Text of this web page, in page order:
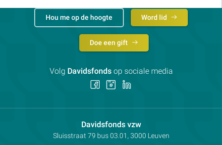
Davidsfonds vzwContactpersoon:
Adres:
Sluisstraat 79 bus 03.01, 3000 Leuven
Hou me op de hoogte Word lid
Doe een gift
Volg Davidsfondsop sociale media
Volg Volg